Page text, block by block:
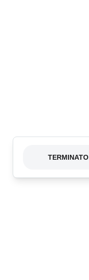
TERMINATO